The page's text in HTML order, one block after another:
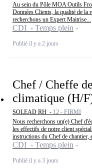
Au sein du Pôle MOA Outils
Données Clients, la qualité de la
recherchons un Expert Maitrise...
CDI - Temps plein
Publié il y a 2 jours
Chef / Cheffe
climatique (H/
SOLEAD RH - 12 - FIRMI
Nous recherchons un(e) Chef
les effectifs de notre client
instructions du Chef de chantier,
CDI - Temps plein
Publié il y a 3 jours